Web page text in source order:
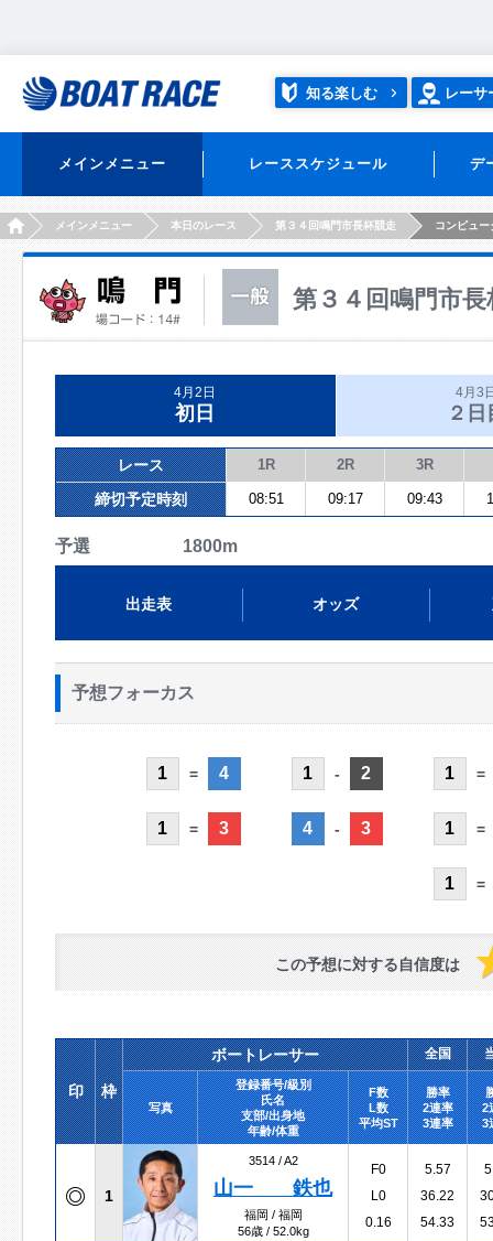
知る楽しむ レーサ
メインメニュー レーススケジュール デ
HOMEメインメニュー 本日のレース 第３４回鳴門市長杯競走 コンピュー
第３４回鳴門市長
4月2日
初日
4月3
２日
レース 1R 2R 3R
締切予定時刻 08:51 09:17 09:43
予選 1800m
出走表 オッズ
予想フォーカス
1 = 4
1 = 3
1 - 2
4 - 3
1 =
1 =
1 =
この予想に対する自信度は
印 枠
ボートレーサー 全国
写真
登録番号/級別
氏名
支部/出身地
年齢/体重
F数
L数
平均ST
勝率
2連率
3連率
2
3
1
3514 /A2
山一 鉄也
福岡 / 福岡
56歳 / 52.0kg
F0
L0
0.16
5.57
36.22
54.33